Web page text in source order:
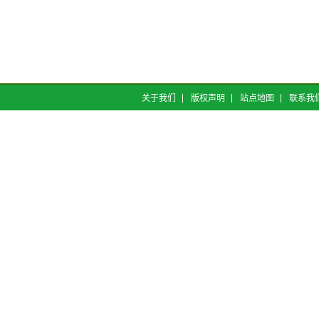
关于我们 版权声明 站点地图 联系我